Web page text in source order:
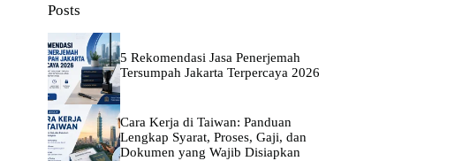
Posts
5 Rekomendasi Jasa Penerjemah
Tersumpah Jakarta Terpercaya 2026
Cara Kerja di Taiwan: Panduan
Lengkap Syarat, Proses, Gaji, dan
Dokumen yang Wajib Disiapkan